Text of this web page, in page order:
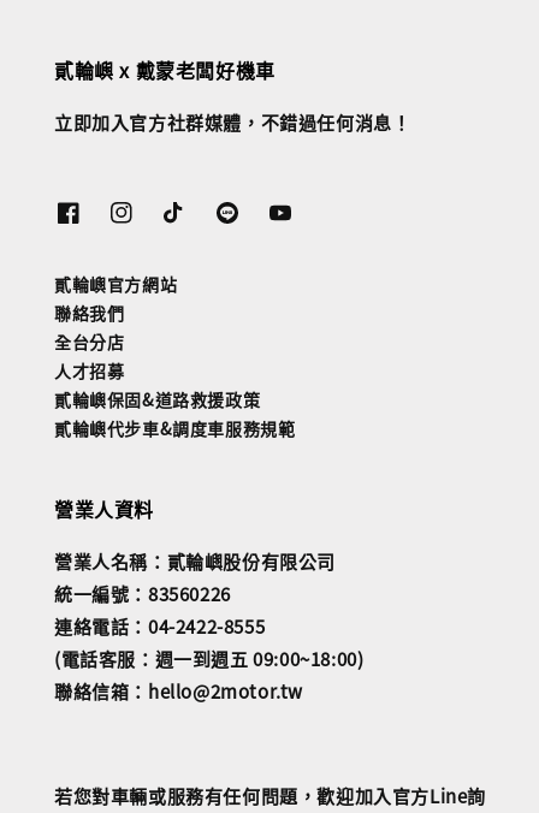
貳輪嶼 x 戴蒙老闆好機車
立即加入官方社群媒體，不錯過任何消息！
貳輪嶼官方網站
聯絡我們
全台分店
人才招募
貳輪嶼保固&道路救援政策
貳輪嶼代步車&調度車服務規範
營業人資料
營業人名稱：貳輪嶼股份有限公司
統一編號：83560226
連絡電話：04-2422-8555
(電話客服：週一到週五 09:00~18:00)
聯絡信箱：hello@2motor.tw
若您對車輛或服務有任何問題，歡迎加入官方Line詢